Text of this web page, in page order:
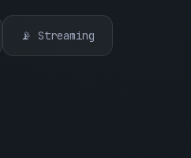
📡 Streaming